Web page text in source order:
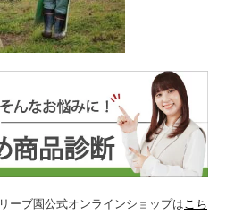
ーブ園公式オンラインショップは こち